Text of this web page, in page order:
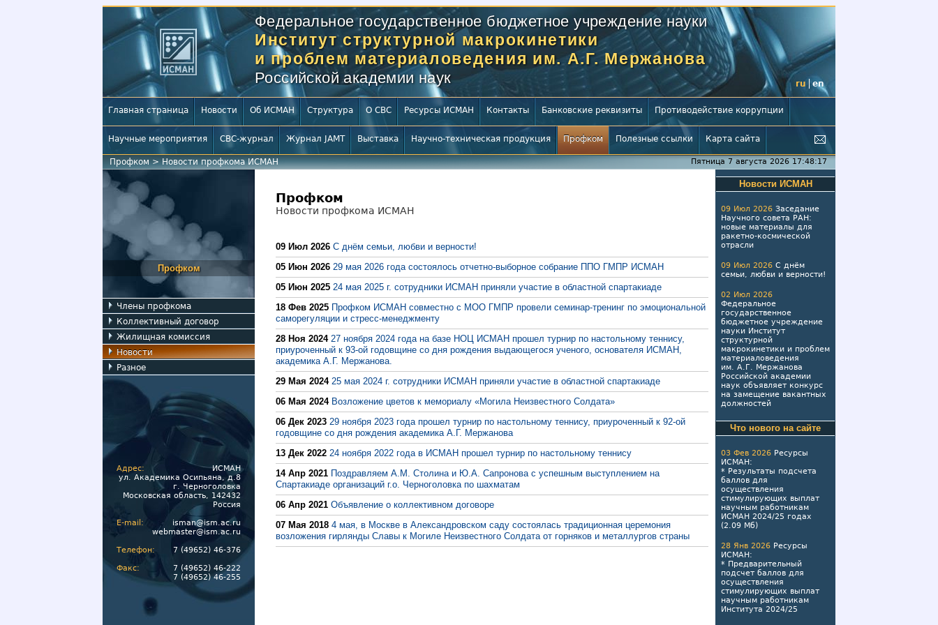
Федеральное государственное бюджетное учреждение науки
Институт структурной макрокинетики
и проблем материаловедения им. А.Г. Мержанова
Российской академии наук ru en
Главная страница Новости Об ИСМАН Структура О СВС Ресурсы ИСМАН Контакты Банковские реквизиты Противодействие коррупции
Научные мероприятия СВС-журнал Журнал JAMT Выставка Научно-техническая продукция Профком Полезные ссылки Карта сайта
Профком>Новости профкома ИСМАН Пятница 7 августа 2026 17:48:17
Профком
Члены профкома
Коллективный договор
Жилищная комиссия
Новости
Разное
Адрес:
ИСМАН
ул. Академика Осипьяна, д.8
г. Черноголовка
Московская область, 142432
Россия
E-mail:
isman@ism.ac.ru
webmaster@ism.ac.ru
Телефон:
7 (49652) 46-376
Факс:
7 (49652) 46-222
7 (49652) 46-255
Профком
Новости профкома ИСМАН
09 Июл 2026 С днём семьи, любви и верности!
05 Июн 2026 29 мая 2026 года состоялось отчетно-выборное собрание ППО ГМПР ИСМАН
05 Июн 2025 24 мая 2025 г. сотрудники ИСМАН приняли участие в областной спартакиаде
18 Фев 2025 Профком ИСМАН совместно с МОО ГМПР провели семинар-тренинг по эмоциональной
саморегуляции и стресс-менеджменту
28 Ноя 2024 27 ноября 2024 года на базе НОЦ ИСМАН прошел турнир по настольному теннису,
приуроченный к 93-ой годовщине со дня рождения выдающегося ученого, основателя ИСМАН,
академика А.Г. Мержанова.
29 Мая 2024 25 мая 2024 г. сотрудники ИСМАН приняли участие в областной спартакиаде
06 Мая 2024 Возложение цветов к мемориалу «Могила Неизвестного Солдата»
06 Дек 2023 29 ноября 2023 года прошел турнир по настольному теннису, приуроченный к 92-ой
годовщине со дня рождения академика А.Г. Мержанова
13 Дек 2022 24 ноября 2022 года в ИСМАН прошел турнир по настольному теннису
14 Апр 2021 Поздравляем А.М. Столина и Ю.А. Сапронова с успешным выступлением на
Спартакиаде организаций г.о. Черноголовка по шахматам
06 Апр 2021 Объявление о коллективном договоре
07 Мая 2018 4 мая, в Москве в Александровском саду состоялась традиционная церемония
возложения гирлянды Славы к Могиле Неизвестного Солдата от горняков и металлургов страны
Новости ИСМАН
09 Июл 2026 Заседание
Научного совета РАН:
новые материалы для
ракетно-космической
отрасли
09 Июл 2026 С днём
семьи, любви и верности!
02 Июл 2026
Федеральное
государственное
бюджетное учреждение
науки Институт
структурной
макрокинетики и проблем
материаловедения
им. А.Г. Мержанова
Российской академии
наук объявляет конкурс
на замещение вакантных
должностей
Что нового на сайте
03 Фев 2026 Ресурсы
ИСМАН:
* Результаты подсчета
баллов для
осуществления
стимулирующих выплат
научным работникам
ИСМАН 2024/25 годах
(2.09 Мб)
28 Янв 2026 Ресурсы
ИСМАН:
* Предварительный
подсчет баллов для
осуществления
стимулирующих выплат
научным работникам
Института 2024/25